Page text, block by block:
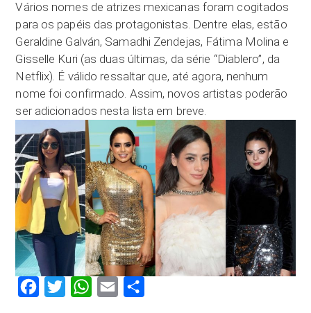
Vários nomes de atrizes mexicanas foram cogitados
para os papéis das protagonistas. Dentre elas, estão
Geraldine Galván, Samadhi Zendejas, Fátima Molina e
Gisselle Kuri (as duas últimas, da série “Diablero”, da
Netflix). É válido ressaltar que, até agora, nenhum
nome foi confirmado. Assim, novos artistas poderão
ser adicionados nesta lista em breve.
FacebookTwitter WhatsApp
Email